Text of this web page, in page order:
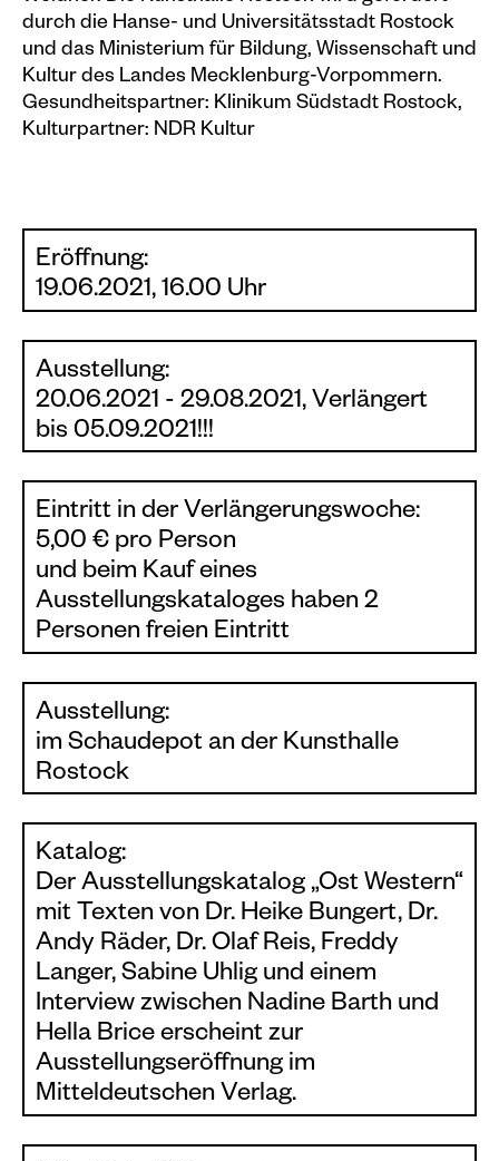
durch die Hanse- und Universitätsstadt Rostock
und das Ministerium für Bildung, Wissenschaft und
Kultur des Landes Mecklenburg-Vorpommern.
Gesundheitspartner: Klinikum Südstadt Rostock,
Kulturpartner: NDR Kultur
Eröffnung:
19.06.2021, 16.00 Uhr
Ausstellung:
20.06.2021 - 29.08.2021, Verlängert
bis 05.09.2021!!!
Eintritt in der Verlängerungswoche:
5,00 € pro Person
und beim Kauf eines
Ausstellungskataloges haben 2
Personen freien Eintritt
Ausstellung:
im Schaudepot an der Kunsthalle
Rostock
Katalog:
Der Ausstellungskatalog „Ost Western“
mit Texten von Dr. Heike Bungert, Dr.
Andy Räder, Dr. Olaf Reis, Freddy
Langer, Sabine Uhlig und einem
Interview zwischen Nadine Barth und
Hella Brice erscheint zur
Ausstellungseröffnung im
Mitteldeutschen Verlag.